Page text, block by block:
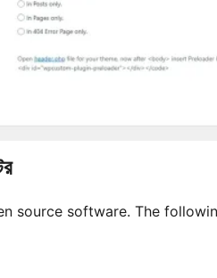
source software. The